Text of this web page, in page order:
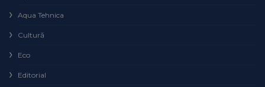
Aqua Tehnica
Cultură
Eco
Editorial